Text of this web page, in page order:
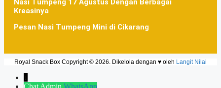
Nasi Tumpeng 17 Agustus Dengan Berbagai
Kreasinya
Pesan Nasi Tumpeng Mini di Cikarang
Royal Snack Box Copyright © 2026. Dikelola dengan ♥ oleh Langit Nilai
↓